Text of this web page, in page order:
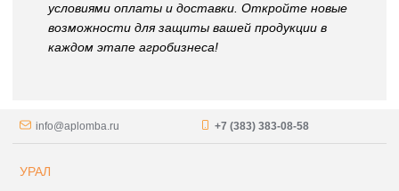
условиями оплаты и доставки. Откройте новые
возможности для защиты вашей продукции в
каждом этапе агробизнеса!
info@aplomba.ru +7 (383) 383-08-58
УРАЛ